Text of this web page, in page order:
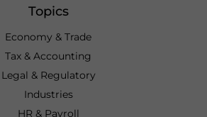
Topics
Economy & Trade
Tax & Accounting
Legal & Regulatory
Industries
HR & Payroll